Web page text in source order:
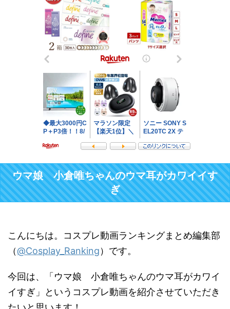
ウマ娘 小倉唯ちゃんのウマ耳がカワイイす
ぎ
こんにちは。コスプレ動画ランキングまとめ編集部
（@Cosplay_Ranking）です。
今回は、「ウマ娘 小倉唯ちゃんのウマ耳がカワイ
イすぎ」というコスプレ動画を紹介させていただき